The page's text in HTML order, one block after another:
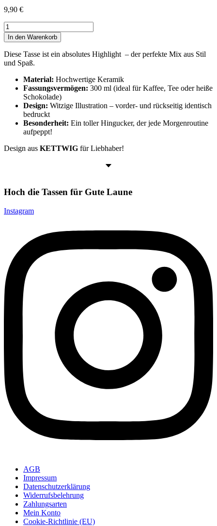
9,90 €
Der
Geist
ist
willig,
...
Menge
In den Warenkorb
Diese Tasse ist ein absolutes Highlight – der perfekte Mix aus Stil
und Spaß.
Material: Hochwertige Keramik
Fassungsvermögen: 300 ml (ideal für Kaffee, Tee oder heiße
Schokolade)
Design: Witzige Illustration – vorder- und rückseitig identisch
bedruckt
Besonderheit: Ein toller Hingucker, der jede Morgenroutine
aufpeppt!
Design aus KETTWIG für Liebhaber!
Hoch die Tassen für Gute Laune
Instagram
AGB
Impressum
Datenschutzerklärung
Widerrufsbelehrung
Zahlungsarten
Mein Konto
Cookie-Richtlinie (EU)